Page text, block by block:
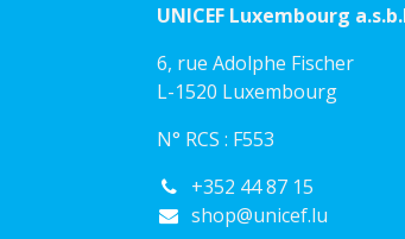
UNICEF Luxembourg
6, rue Adolphe Fischer
L-1520 Luxembourg
N° RCS : F553
+352 44 87 15
shop@unicef.lu